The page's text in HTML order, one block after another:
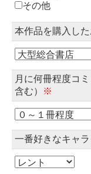
その他
本作品を購入した
月に何冊程度コ
含む）
※
一番好きなキャ